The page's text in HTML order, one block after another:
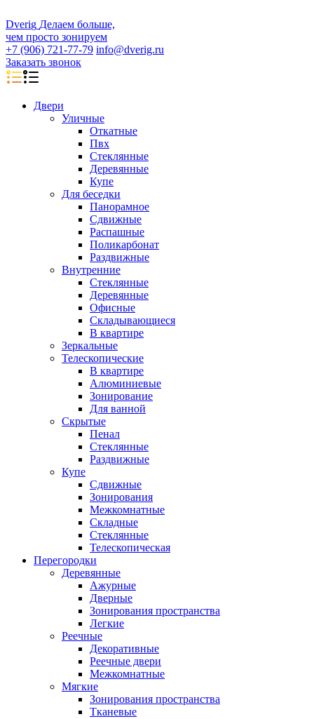
Dverig Делаем больше,
чем просто зонируем
+7 (906) 721-77-79 info@dverig.ru
Заказать звонок
Двери
Уличные
Откатные
Пвх
Стеклянные
Деревянные
Купе
Для беседки
Панорамное
Сдвижные
Распашные
Поликарбонат
Раздвижные
Внутренние
Стеклянные
Деревянные
Офисные
Складывающиеся
В квартире
Зеркальные
Телескопические
В квартире
Алюминиевые
Зонирование
Для ванной
Скрытые
Пенал
Стеклянные
Раздвижные
Купе
Сдвижные
Зонирования
Межкомнатные
Складные
Стеклянные
Телескопическая
Перегородки
Деревянные
Ажурные
Дверные
Зонирования пространства
Легкие
Реечные
Декоративные
Реечные двери
Межкомнатные
Мягкие
Зонирования пространства
Тканевые